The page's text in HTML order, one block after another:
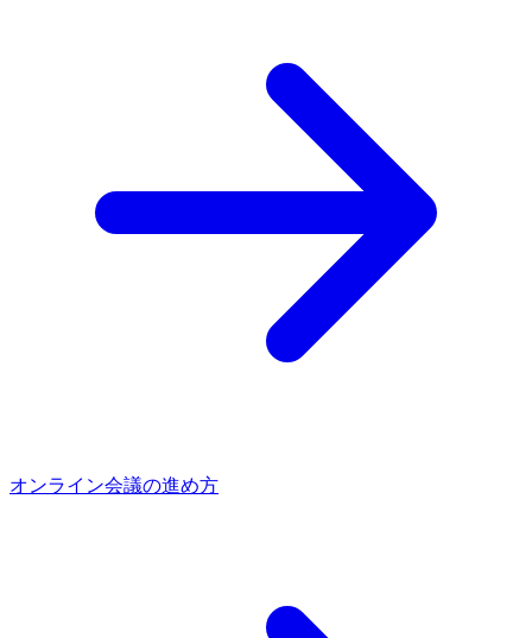
オンライン会議の進め方